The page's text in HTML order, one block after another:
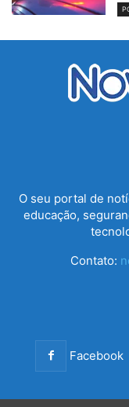
O seu portal de
educação,
Contato:
Facebook